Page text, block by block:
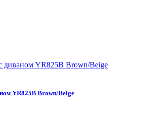
YR825B Brown/Beige